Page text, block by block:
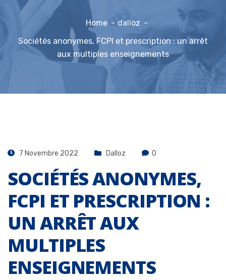
Home
dalloz
Sociétés anonymes, FCPI et prescription : un arrêt
aux multiples enseignements
7 Novembre 2022 Dalloz 0
SOCIÉTÉS ANONYMES,
FCPI ET PRESCRIPTION :
UN ARRÊT AUX
MULTIPLES
ENSEIGNEMENTS